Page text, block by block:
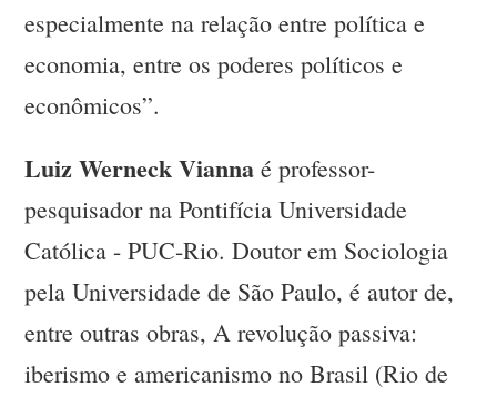
especialmente na relação entre política e
economia, entre os poderes políticos e
econômicos”.
Luiz Werneck Viannaé professor-
pesquisador na Pontifícia Universidade
Católica - PUC-Rio. Doutor em Sociologia
pela Universidade de São Paulo, é autor de,
entre outras obras, A revolução passiva:
iberismo e americanismo no Brasil (Rio de